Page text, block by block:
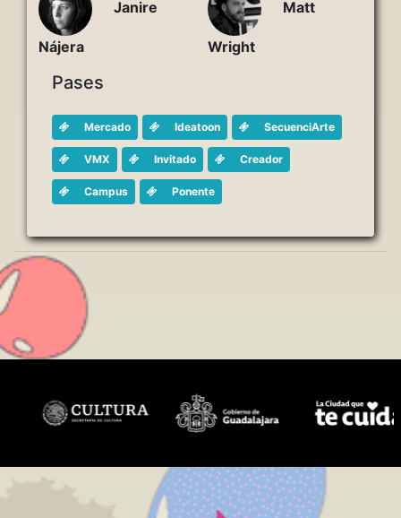
Janire
Nájera
Matt
Wright
Pases
Mercado Ideatoon SecuenciArte
VMX Invitado Creador
Campus Ponente